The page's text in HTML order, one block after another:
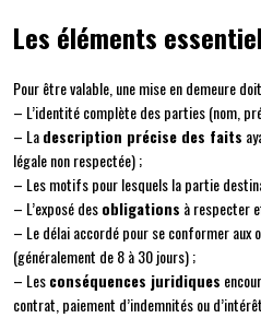
Les éléments
Pour être valable, une mise en demeure
– L’identité complète des parties (nom,
– Ladescription précise des faits
légale non respectée) ;
– Les motifs pour lesquels la partie
– L’exposé desobligations à respecter
– Le délai accordé pour se conformer
(généralement de 8 à 30 jours) ;
– Lesconséquences juridiques
contrat, paiement d’indemnités ou